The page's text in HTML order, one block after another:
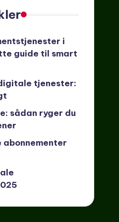
i
guide til smart
tjenester:
sådan ryger du